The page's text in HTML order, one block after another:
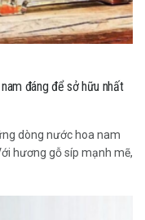
đáng để sở hữu nhất
dòng nước hoa nam
hương gỗ síp mạnh mẽ,